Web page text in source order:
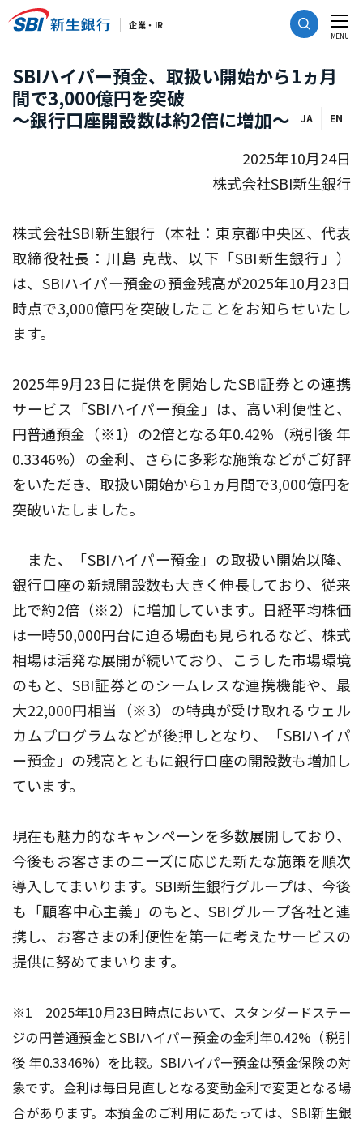
CLOSE
MENU
SBIハイパー預金、取扱い開始から1ヵ月
間で3,000億円を突破
～銀行口座開設数は約2倍に増加～
JA EN
2025年10月24日
株式会社SBI新生銀行
株式会社SBI新生銀行（本社：東京都中央区、代表
取締役社長：川島 克哉、以下「SBI新生銀行」）
は、SBIハイパー預金の預金残高が2025年10月23日
時点で3,000億円を突破したことをお知らせいたし
ます。
2025年9月23日に提供を開始したSBI証券との連携
サービス「SBIハイパー預金」は、高い利便性と、
円普通預金（※1）の2倍となる年0.42%（税引後 年
0.3346%）の金利、さらに多彩な施策などがご好評
をいただき、取扱い開始から1ヵ月間で3,000億円を
突破いたしました。
また、「SBIハイパー預金」の取扱い開始以降、
銀行口座の新規開設数も大きく伸長しており、従来
比で約2倍（※2）に増加しています。日経平均株価
は一時50,000円台に迫る場面も見られるなど、株式
相場は活発な展開が続いており、こうした市場環境
のもと、SBI証券とのシームレスな連携機能や、最
大22,000円相当（※3）の特典が受け取れるウェル
カムプログラムなどが後押しとなり、「SBIハイパ
ー預金」の残高とともに銀行口座の開設数も増加し
ています。
現在も魅力的なキャンペーンを多数展開しており、
今後もお客さまのニーズに応じた新たな施策を順次
導入してまいります。SBI新生銀行グループは、今後
も「顧客中心主義」のもと、SBIグループ各社と連
携し、お客さまの利便性を第一に考えたサービスの
提供に努めてまいります。
※1 2025年10月23日時点において、スタンダードステー
ジの円普通預金とSBIハイパー預金の金利年0.42%（税引
後 年0.3346%）を比較。SBIハイパー預金は預金保険の対
象です。金利は毎日見直しとなる変動金利で変更となる場
合があります。本預金のご利用にあたっては、SBI新生銀
企業・IR